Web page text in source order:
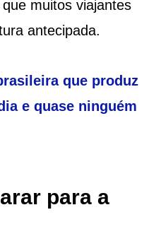
muitos viajantes
antecipada.
que produz
e quase ninguém
para a